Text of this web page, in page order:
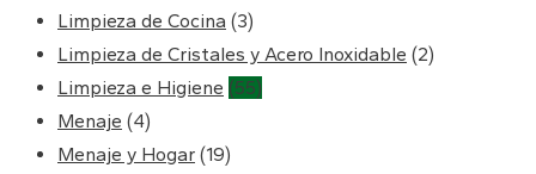
Limpieza de Cocina (3)
Limpieza de Cristales y Acero Inoxidable (2)
Limpieza e Higiene (55)
Menaje (4)
Menaje y Hogar (19)